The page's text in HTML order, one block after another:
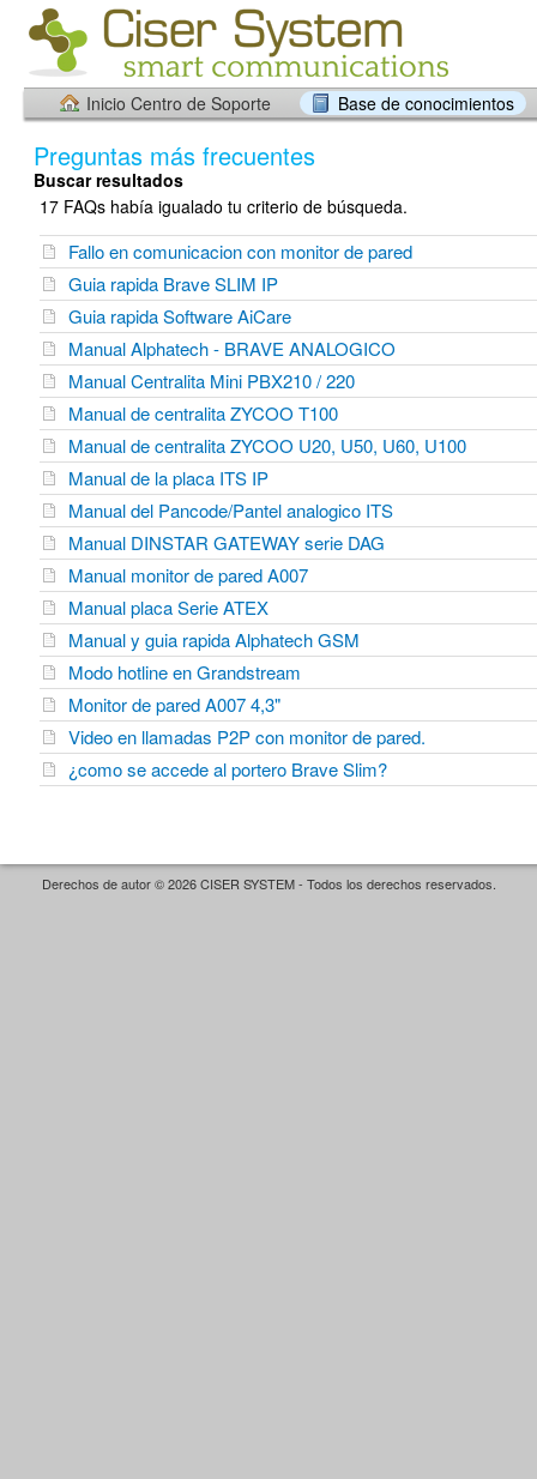
Inicio Centro de Soporte Base de conocimientos
Preguntas más frecuentes
Buscar resultados
17 FAQs había igualado tu criterio de búsqueda.
Fallo en comunicacion con monitor de pared
Guia rapida Brave SLIM IP
Guia rapida Software AiCare
Manual Alphatech - BRAVE ANALOGICO
Manual Centralita Mini PBX210 / 220
Manual de centralita ZYCOO T100
Manual de centralita ZYCOO U20, U50, U60, U100
Manual de la placa ITS IP
Manual del Pancode/Pantel analogico ITS
Manual DINSTAR GATEWAY serie DAG
Manual monitor de pared A007
Manual placa Serie ATEX
Manual y guia rapida Alphatech GSM
Modo hotline en Grandstream
Monitor de pared A007 4,3"
Video en llamadas P2P con monitor de pared.
¿como se accede al portero Brave Slim?
Derechos de autor © 2026 CISER SYSTEM - Todos los derechos reservados.